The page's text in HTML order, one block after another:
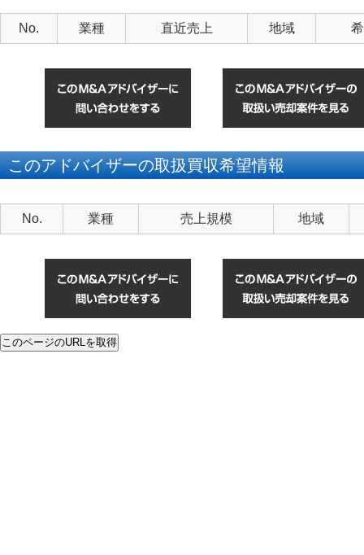
No. 業種 直近売上 地域
このアドバイザーの取扱買収希望情報
No. 業種 売上規模 地域